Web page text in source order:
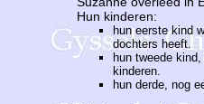
Hun kinderen:
hun eerste kind
dochters heeft.
hun tweede
kinderen.
hun derde, nog